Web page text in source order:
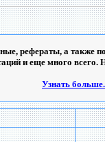
рефераты, а также
и еще много всего.
Узнать